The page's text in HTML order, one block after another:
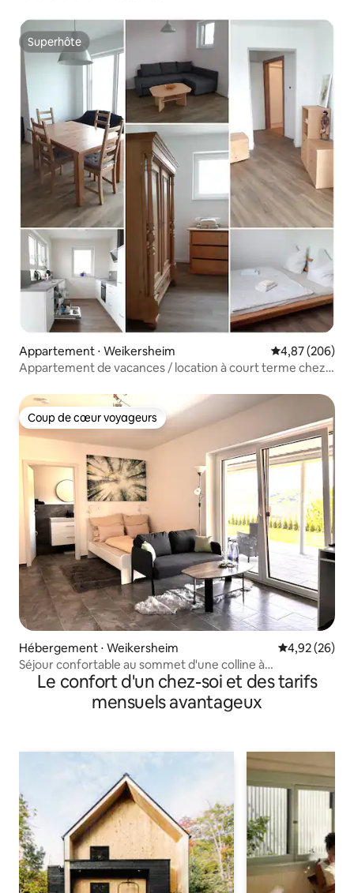
Superhôte
Superhôte
Appartement ⋅ Weikersheim Évaluation
4,87 (206)
Appartement de vacances / location à court terme chez
Coup de cœur voyageurs
Coup de cœur voyageurs
Hébergement ⋅ Weikersheim Évaluation
4,92 (26)
Séjour confortable au sommet d'une colline à
Weikersheim
Le confort d'un chez-soi et des tarifs
mensuels avantageux